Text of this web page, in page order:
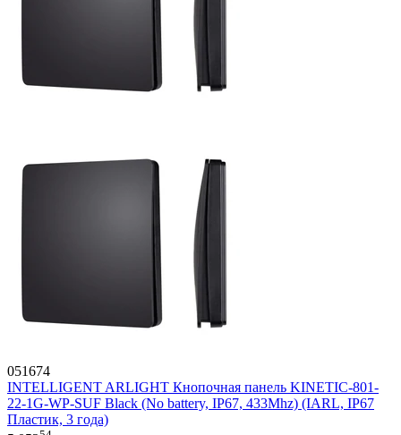
051674
INTELLIGENT ARLIGHT Кнопочная панель KINETIC-801-
22-1G-WP-SUF Black (No battery, IP67, 433Mhz) (IARL, IP67
Пластик, 3 года)